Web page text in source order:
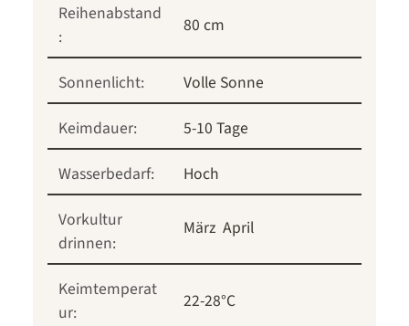
Reihenabstand
:
80 cm
Sonnenlicht:
Volle Sonne
Keimdauer:
5-10 Tage
Wasserbedarf:
Hoch
Vorkultur
drinnen:
März April
Keimtemperat
ur:
22-28°C